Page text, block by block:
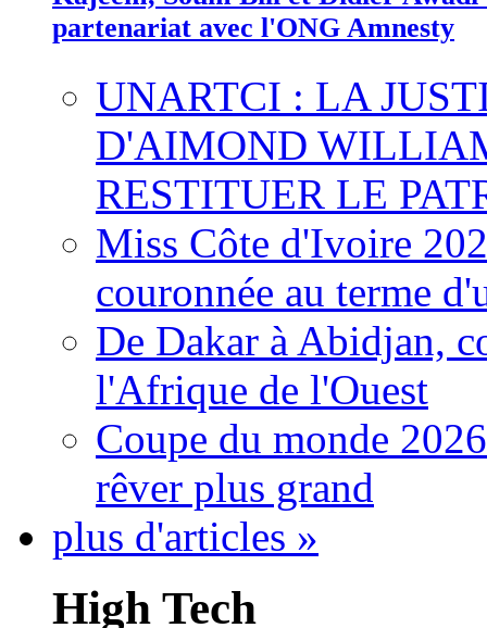
partenariat avec l'ONG Amnesty
UNARTCI : LA
D'AIMOND
RESTITUER LE
Miss Côte d'Ivoire
couronnée au terme
De Dakar à Abidjan,
l'Afrique de l'Ouest
Coupe du monde
rêver plus grand
plus d'articles »
High Tech